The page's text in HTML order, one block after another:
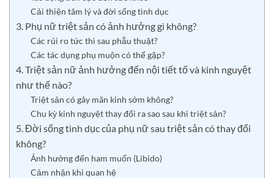
Cải thiện tâm lý và đời sống tình dục
3. Phụ nữ triệt sản có ảnh hưởng gì không?
Các rủi ro tức thì sau phẫu thuật?
Các tác dụng phụ muộn có thể gặp?
4. Triệt sản nữ ảnh hưởng đến nội tiết tố và kinh nguyệt
như thế nào?
Triệt sản có gây mãn kinh sớm không?
Chu kỳ kinh nguyệt thay đổi ra sao sau khi triệt sản?
5. Đời sống tình dục của phụ nữ sau triệt sản có thay đổi
không?
Ảnh hưởng đến ham muốn (Libido)
Cảm nhận khi quan hệ